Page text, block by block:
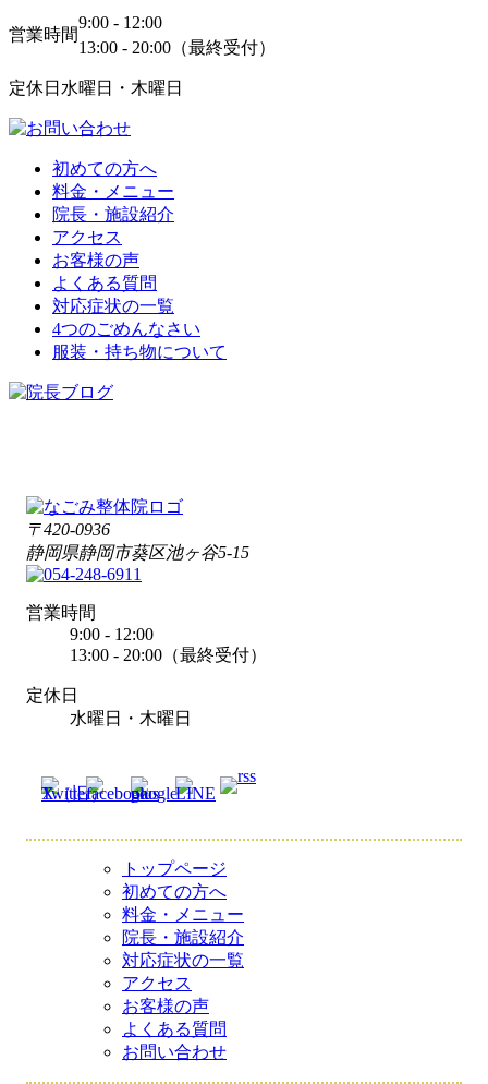
営業時間
9:00 - 12:00
13:00 - 20:00（最終受付）
定休日 水曜日・木曜日
初めての方へ
料金・メニュー
院長・施設紹介
アクセス
お客様の声
よくある質問
対応症状の一覧
4つのごめんなさい
服装・持ち物について
〒420-0936
静岡県静岡市葵区池ヶ谷5-15
営業時間
9:00 - 12:00
13:00 - 20:00（最終受付）
定休日
水曜日・木曜日
トップページ
初めての方へ
料金・メニュー
院長・施設紹介
対応症状の一覧
アクセス
お客様の声
よくある質問
お問い合わせ